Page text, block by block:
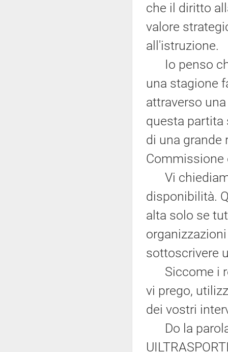
che il diritto
valore
all'istruzione.
Io penso
una stagione
attraverso
questa partita
di una grande
Commissione
Vi
disponibilità.
alta solo se
sottoscrivere
Siccome i
vi prego,
dei vostri
Do la parola